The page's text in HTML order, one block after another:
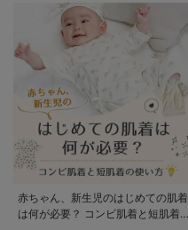
赤ちゃん、新生児のはじめての肌着
は何が必要？ コンビ肌着と短肌着